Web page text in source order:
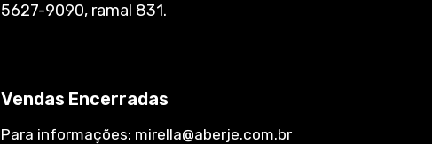
5627-9090, ramal 831.
Vendas Encerradas
Para informações: mirella@aberje.com.br